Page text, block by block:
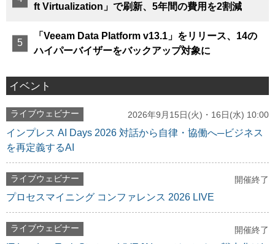
ft Virtualization」で刷新、5年間の費用を2割減
「Veeam Data Platform v13.1」をリリース、14の
ハイパーバイザーをバックアップ対象に
イベント
ライブウェビナー 2026年9月15日(火)・16日(水) 10:00
インプレス AI Days 2026 対話から自律・協働へ─ビジネス
を再定義するAI
ライブウェビナー 開催終了
プロセスマイニング コンファレンス 2026 LIVE
ライブウェビナー 開催終了